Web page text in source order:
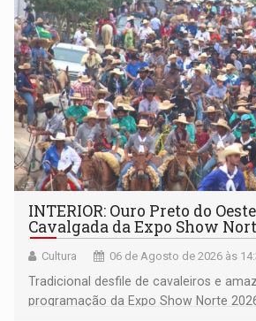
(NOVO)
INTERIOR: Ouro Preto do
Cavalgada da Expo Show
Cultura 06 de Agosto de 2026 às
Tradicional desfile de cavaleiros e
programação da Expo Show Norte